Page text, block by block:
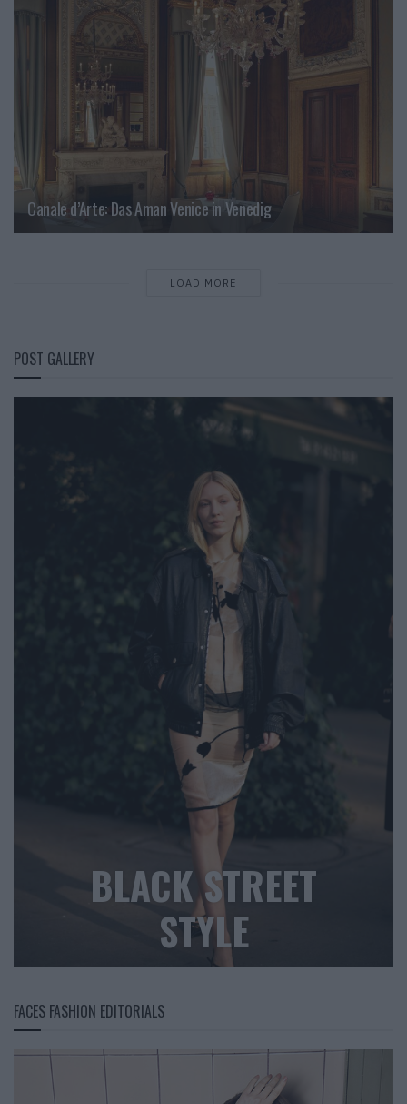
Canale d’Arte: Das Aman Venice in Venedig
LOAD MORE
POST GALLERY
BLACK STREET
STYLE
FACES FASHION EDITORIALS